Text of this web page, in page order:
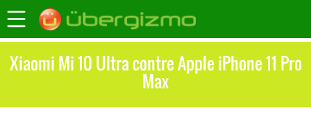
Xiaomi Mi 10 Ultra contre Apple iPhone 11 Pro
Max